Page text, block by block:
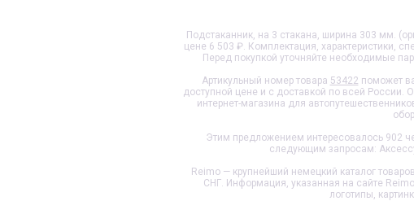
Подстаканник, на 3 стакана, ширина 303 мм.
цене 6 503 ₽. Комплектация, характеристики,
Перед покупкой уточняйте необходимые
Артикульный номер товара 53422 поможет
доступной цене и с доставкой по всей России.
интернет-магазина для
Этим предложением интересовалось 902
следующим запросам:
Reimo — крупнейший немецкий каталог
СНГ. Информация, указанная на сайте
логотипы,